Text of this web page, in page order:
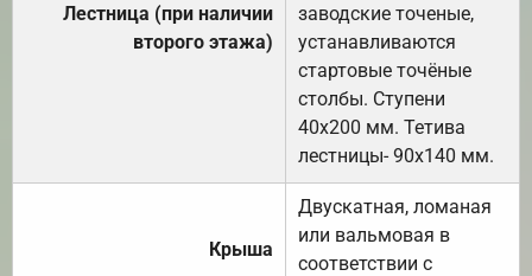
Лестница (при наличии
второго этажа)
заводские точеные,
устанавливаются
стартовые точёные
столбы. Ступени
40х200 мм. Тетива
лестницы- 90х140 мм.
Крыша
Двускатная, ломаная
или вальмовая в
соответствии с